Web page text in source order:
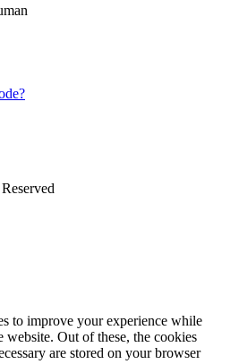
to improve your experience while
website. Out of these, the cookies
are stored on your browser